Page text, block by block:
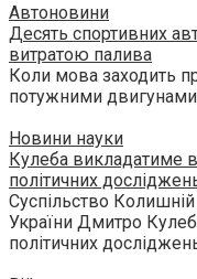
Автоновини
Десять спортивних
витратою палива
Коли мова заходить
потужними
Новини науки
Кулеба викладатиме
політичних
Суспільство
України Дмитро
політичних